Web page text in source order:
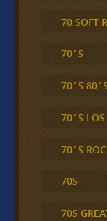
70 SOFT
70´S
70´S
70´S LOS
70´S
70S
70S